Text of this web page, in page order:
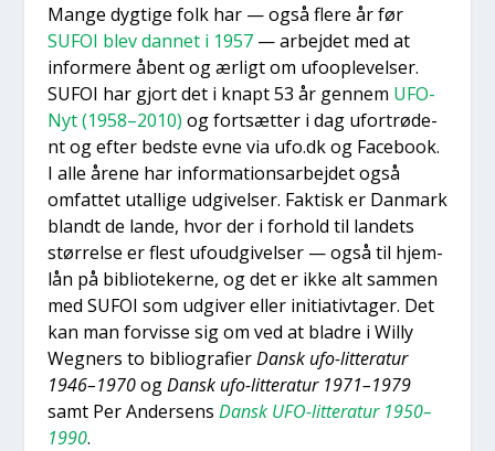
Man­ge dyg­ti­ge folk har — også fle­re år før
SUFOI blev dan­net i 1957— arbej­det med at
infor­me­re åbent og ærligt om ufoop­le­vel­ser.
SUFOI har gjort det i knapt 53 år gen­nem UFO-
Nyt (1958–2010) og fort­sæt­ter i dag ufortrø­de­
nt og efter bed­ste evne via ufo.dk og Face­book.
I alle åre­ne har infor­ma­tions­ar­bej­det også
omfat­tet utal­li­ge udgi­vel­ser. Fak­tisk er Dan­mark
blandt de lan­de, hvor der i for­hold til lan­dets
stør­rel­se er flest ufoud­gi­vel­ser — også til hjem­
lån på bibli­o­te­ker­ne, og det er ikke alt sam­men
med SUFOI som udgi­ver eller ini­ti­a­tiv­ta­ger. Det
kan man for­vis­se sig om ved at blad­re i Wil­ly
Weg­ners to bibli­o­gra­fi­erDansk ufo-lit­te­ra­tur
1946–1970ogDansk ufo-lit­te­ra­tur 1971–1979
samt Per Ander­sens Dansk UFO-lit­te­ra­tur 1950–
1990.